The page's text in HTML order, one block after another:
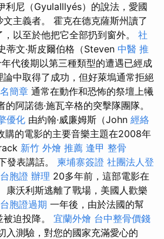
利尼（GyulaIllyés）的說法，愛國
主義者。 霍克在德克薩斯州讀了
以至於他把它全部扔到窗外。 社
蒂文·斯皮爾伯格（Steven 中醫 推
代後期以第三種類型的遭遇已經成
中取得了成功，但好萊塢通常拒絕
簡章 通常在動作和恐怖的祭壇上犧
阿諾德·施瓦辛格的突擊隊團隊。
優化 由約翰·威廉姆斯（John 經絡
購的電影的主要音樂主題在2008年
新竹 外燴 推薦 逢甲 整骨
發表講話。 柬埔寨簽證 社團法人登
台胞證 辦理 20多年前，這部電影在
康沃利斯逃離了戰場，美國人歡樂
台胞證過期 一年後，由於法國的幫
迫投降。 宜蘭外燴 台中整骨價錢
入測驗，對您的國家充滿愛心的